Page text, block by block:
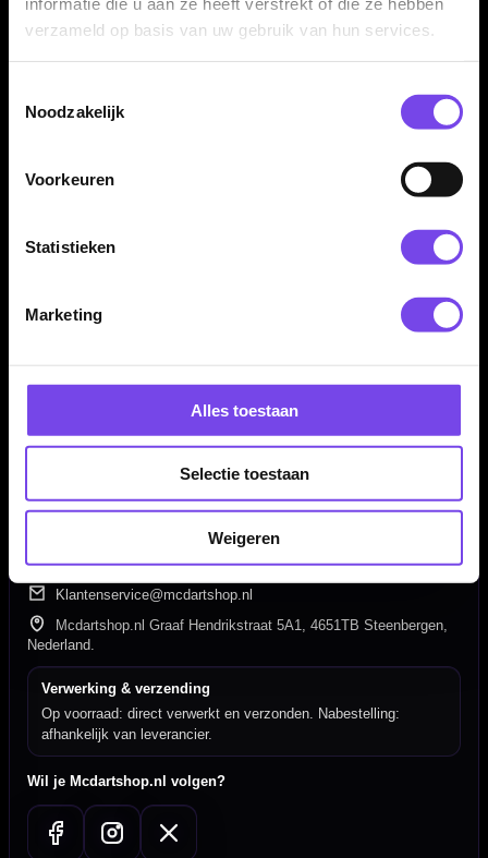
verzameld op basis van uw gebruik van hun services.
Noodzakelijk
Voorkeuren
Statistieken
Marketing
Alles toestaan
Selectie toestaan
Weigeren
Producttype:Dart flights
Hulp Nodig? Wij helpen graag!
Tel: 085-8769938
Klantenservice@mcdartshop.nl
Mcdartshop.nl Graaf Hendrikstraat 5A1, 4651TB Steenbergen,
Nederland.
Verwerking & verzending
Op voorraad: direct verwerkt en verzonden. Nabestelling:
afhankelijk van leverancier.
Wil je Mcdartshop.nl volgen?